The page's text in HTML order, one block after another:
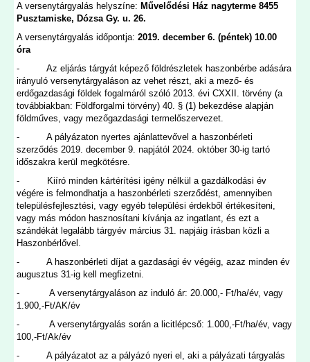
A versenytárgyalás helyszíne: Művelődési Ház nagyterme 8455
Pusztamiske, Dózsa Gy. u. 26.
A versenytárgyalás időpontja:2019. december 6. (péntek) 10.00
óra
- Az eljárás tárgyát képező földrészletek haszonbérbe adására
irányuló versenytárgyaláson az vehet részt, aki a mező- és
erdőgazdasági földek fogalmáról szóló 2013. évi CXXII. törvény (a
továbbiakban: Földforgalmi törvény) 40. § (1) bekezdése alapján
földműves, vagy mezőgazdasági termelőszervezet.
- A pályázaton nyertes ajánlattevővel a haszonbérleti
szerződés 2019. december 9. napjától 2024. október 30-ig tartó
időszakra kerül megkötésre.
- Kiíró minden kártérítési igény nélkül a gazdálkodási év
végére is felmondhatja a haszonbérleti szerződést, amennyiben
településfejlesztési, vagy egyéb települési érdekből értékesíteni,
vagy más módon hasznosítani kívánja az ingatlant, és ezt a
szándékát legalább tárgyév március 31. napjáig írásban közli a
Haszonbérlővel.
- A haszonbérleti díjat a gazdasági év végéig, azaz minden év
augusztus 31-ig kell megfizetni.
- A versenytárgyaláson az induló ár: 20.000,- Ft/ha/év, vagy
1.900,-Ft/AK/év
- A versenytárgyalás során a licitlépcső: 1.000,-Ft/ha/év, vagy
100,-Ft/Ak/év
- A pályázatot az a pályázó nyeri el, aki a pályázati tárgyalás